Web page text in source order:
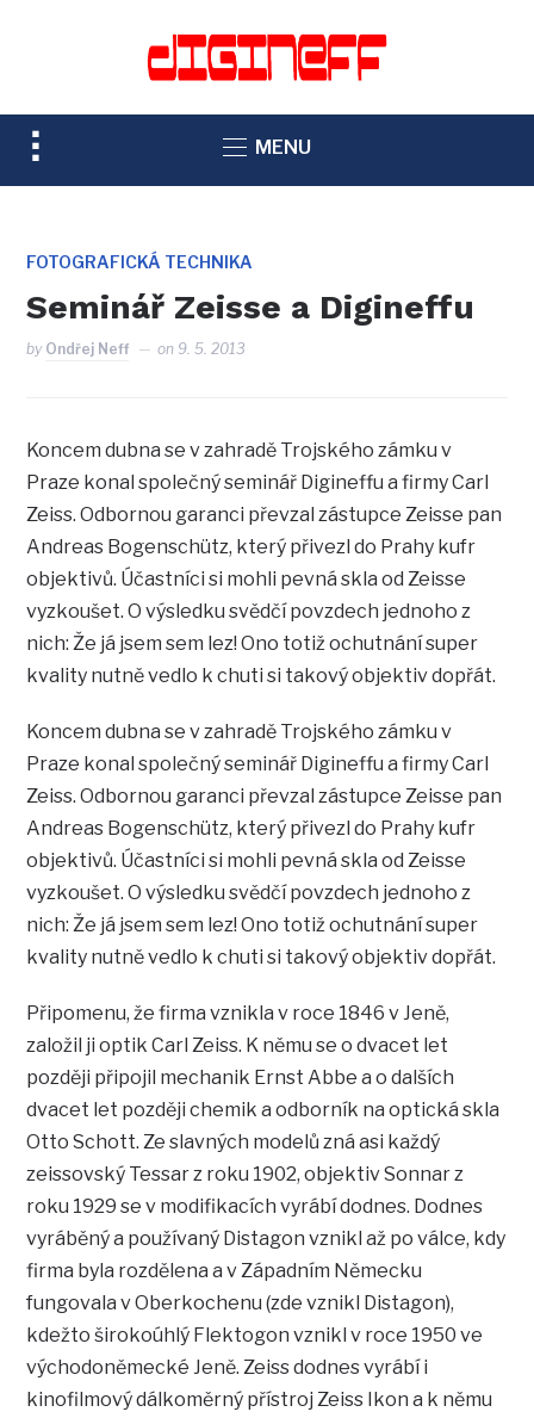
TOGGLE
SIDEBAR
NAVIGATION
MENU
FOTOGRAFICKÁ TECHNIKA
Seminář Zeisse a Digineffu
by Ondřej Neff on 9. 5. 2013
Koncem dubna se v zahradě Trojského zámku v
Praze konal společný seminář Digineffu a firmy Carl
Zeiss. Odbornou garanci převzal zástupce Zeisse pan
Andreas Bogenschütz, který přivezl do Prahy kufr
objektivů. Účastníci si mohli pevná skla od Zeisse
vyzkoušet. O výsledku svědčí povzdech jednoho z
nich: Že já jsem sem lez! Ono totiž ochutnání super
kvality nutně vedlo k chuti si takový objektiv dopřát.
Koncem dubna se v zahradě Trojského zámku v
Praze konal společný seminář Digineffu a firmy Carl
Zeiss. Odbornou garanci převzal zástupce Zeisse pan
Andreas Bogenschütz, který přivezl do Prahy kufr
objektivů. Účastníci si mohli pevná skla od Zeisse
vyzkoušet. O výsledku svědčí povzdech jednoho z
nich: Že já jsem sem lez! Ono totiž ochutnání super
kvality nutně vedlo k chuti si takový objektiv dopřát.
Připomenu, že firma vznikla v roce 1846 v Jeně,
založil ji optik Carl Zeiss. K němu se o dvacet let
později připojil mechanik Ernst Abbe a o dalších
dvacet let později chemik a odborník na optická skla
Otto Schott. Ze slavných modelů zná asi každý
zeissovský Tessar z roku 1902, objektiv Sonnar z
roku 1929 se v modifikacích vyrábí dodnes. Dodnes
vyráběný a používaný Distagon vznikl až po válce, kdy
firma byla rozdělena a v Západním Německu
fungovala v Oberkochenu (zde vznikl Distagon),
kdežto širokoúhlý Flektogon vznikl v roce 1950 ve
východoněmecké Jeně. Zeiss dodnes vyrábí i
kinofilmový dálkoměrný přístroj Zeiss Ikon a k němu